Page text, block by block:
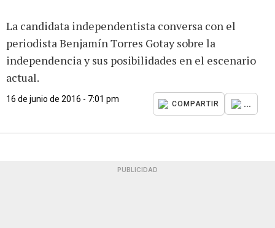
La candidata independentista conversa con el
periodista Benjamín Torres Gotay sobre la
independencia y sus posibilidades en el escenario
actual.
16 de junio de 2016 - 7:01 pm
COMPARTIR ...
PUBLICIDAD